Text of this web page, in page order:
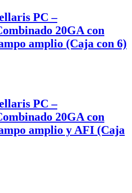
PC –
20GA con
amplio (Caja con 6)
PC –
20GA con
amplio y AFI (Caja